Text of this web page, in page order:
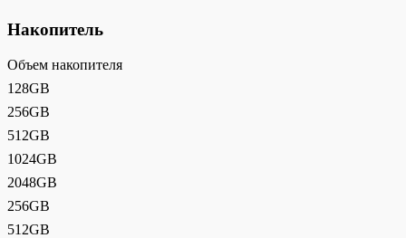
Накопитель
Объем накопителя
128GB
256GB
512GB
1024GB
2048GB
256GB
512GB